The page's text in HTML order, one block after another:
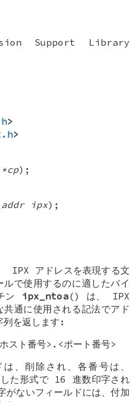
Support Library
>
>
);
ipx);
IPX アドレスを表現する文
で使用するのに適したバイ
ン
ipx_ntoa() は、 IPX
通に使用される記法でアド
を返します:
スト番号>.<ポート番号>
、削除され、各番号は、
た形式で 16 進数印字され
ないフィールドには、付加